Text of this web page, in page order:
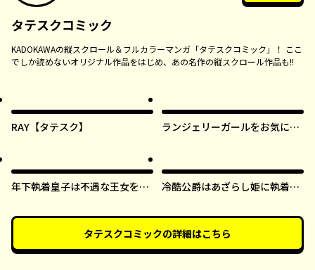
タテスクコミック
KADOKAWAの縦スクロール＆フルカラーマンガ「タテスクコミック」！ ここ
でしか読めないオリジナル作品をはじめ、あの名作の縦スクロール作品も!!
RAY【タテスク】
ランジェリーガールをお気に召
年下執着皇子は不遇な王女を愛
冷酷公爵はあざらし姫に執着中
タテスクコミックの詳細はこちら